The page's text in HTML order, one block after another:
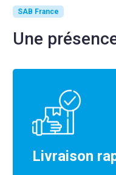
SAB France
Une
Livraison